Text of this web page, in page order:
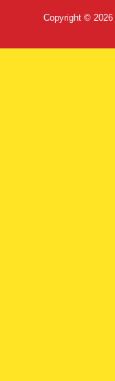
Copyright © 2026